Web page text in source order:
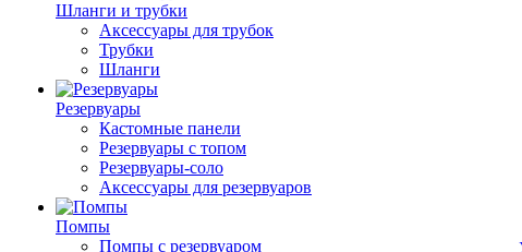
Шланги и трубки
Аксессуары для трубок
Трубки
Шланги
Резервуары
Кастомные панели
Резервуары с топом
Резервуары-соло
Аксессуары для резервуаров
Помпы
Помпы с резервуаром